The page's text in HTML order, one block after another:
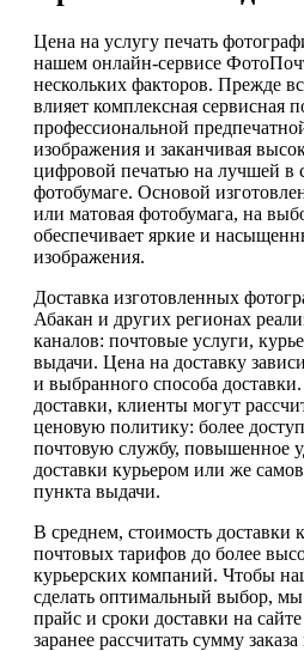
Цена на услугу печать
нашем онлайн-сервисе
нескольких факторов. Прежде
влияет комплексная сервисная
профессиональной
изображения и заканчивая
цифровой печатью на лучшей в
фотобумаге. Основой
или матовая фотобумага, на
обеспечивает яркие и
изображения.
Доставка изготовленных
Абакан и других регионах
каналов: почтовые услуги,
выдачи. Цена на доставку
и выбранного способа
доставки, клиенты могут
ценовую политику: более
почтовую службу, повышенное
доставки курьером или же
пункта выдачи.
В среднем, стоимость доставки
почтовых тарифов до более
курьерских компаний. Чтобы
сделать оптимальный выбор,
прайс и сроки доставки на
заранее рассчитать сумму